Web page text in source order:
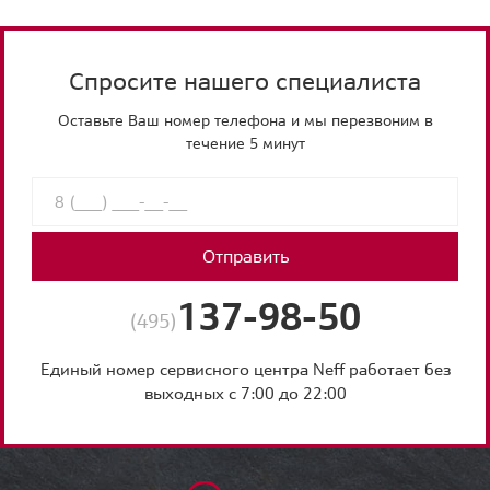
Спросите нашего специалиста
Оставьте Ваш номер телефона и мы перезвоним в
течение 5 минут
Отправить
(495) 137-98-50
Единый номер сервисного центра Neff работает без
выходных с 7:00 до 22:00